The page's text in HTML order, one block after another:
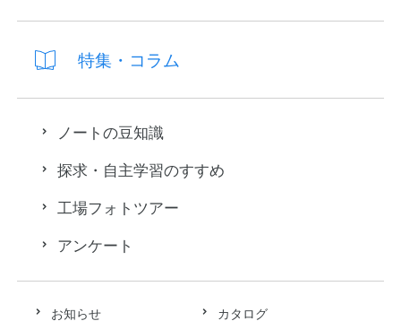
お知らせ カタログ
特集・コラム
ノートの豆知識
探求・自主学習のすすめ
工場フォトツアー
アンケート